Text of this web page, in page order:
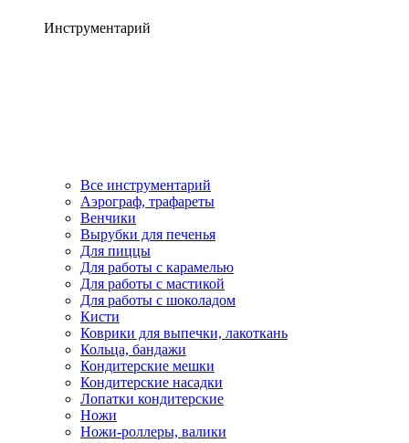
Инструментарий
Все инструментарий
Аэрограф, трафареты
Венчики
Вырубки для печенья
Для пиццы
Для работы с карамелью
Для работы с мастикой
Для работы с шоколадом
Кисти
Коврики для выпечки, лакоткань
Кольца, бандажи
Кондитерские мешки
Кондитерские насадки
Лопатки кондитерские
Ножи
Ножи-роллеры, валики